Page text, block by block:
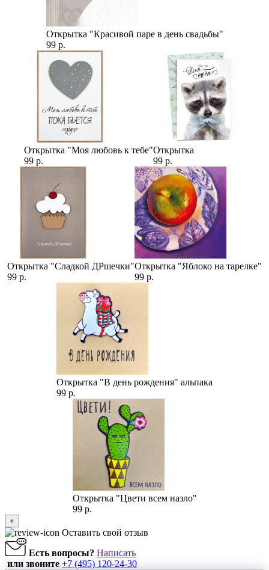
Открытка "Красивой паре в день свадьбы"
99 р.
Открытка "Моя любовь к тебе"
99 р.
Открытка
99 р.
Открытка "Сладкой ДРшечки"
99 р.
Открытка "Яблоко на тарелке"
99 р.
Открытка "В день рождения" альпака
99 р.
Открытка "Цвети всем назло"
99 р.
+
Оставить свой отзыв
Есть вопросы? Написать
или звоните +7 (495) 120-24-30